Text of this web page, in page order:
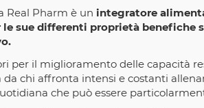
Real Pharm è un integratore
sue differenti proprietà benefiche
per il miglioramento delle capacità
da chi affronta intensi e costanti
che può essere